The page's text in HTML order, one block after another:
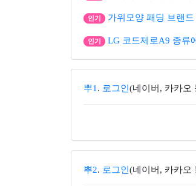
인기 가위모양 패딩 브랜
인기 LG 코드제로A9 종류
뿌1 . 로그인 (네이버, 카카오
뿌2. 로그인 (네이버, 카카오